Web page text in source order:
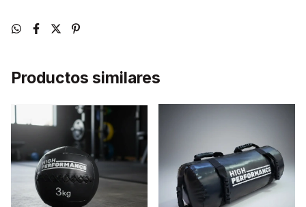
Productos similares